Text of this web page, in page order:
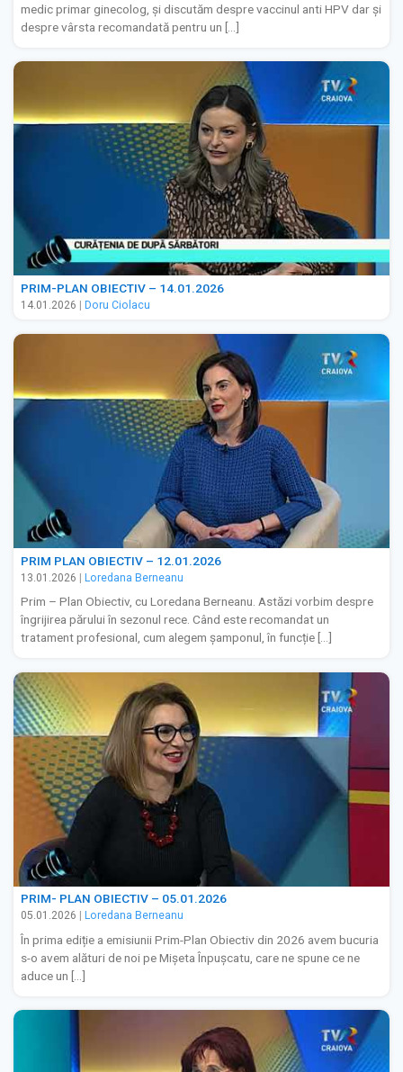
medic primar ginecolog, și discutăm despre vaccinul anti HPV dar și
despre vârsta recomandată pentru un […]
PRIM-PLAN OBIECTIV – 14.01.2026
14.01.2026 | Doru Ciolacu
PRIM PLAN OBIECTIV – 12.01.2026
13.01.2026 | Loredana Berneanu
Prim – Plan Obiectiv, cu Loredana Berneanu. Astăzi vorbim despre
îngrijirea părului în sezonul rece. Când este recomandat un
tratament profesional, cum alegem șamponul, în funcție […]
PRIM- PLAN OBIECTIV – 05.01.2026
05.01.2026 Loredana Berneanu
În prima ediție a emisiunii Prim-Plan Obiectiv din 2026 avem bucuria
s-o avem alături de noi pe Mişeta Înpuşcatu, care ne spune ce ne
aduce un […]